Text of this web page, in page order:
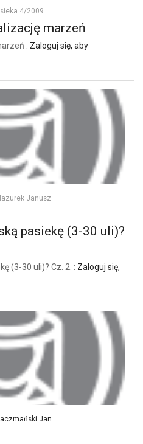
4/2009
marzeń
: Zaloguj się, aby
Janusz
pasiekę (3-30 uli)?
(3-30 uli)? Cz. 2. : Zaloguj się,
Jan